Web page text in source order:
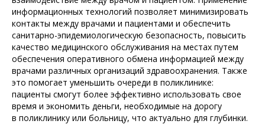
информационных технологий позволяет минимизировать
контакты между врачами и пациентами и обеспечить
санитарно-эпидемиологическую безопасность, повысить
качество медицинского обслуживания на местах путем
обеспечения оперативного обмена информацией между
врачами различных организаций здравоохранения. Также
это помогает уменьшить очереди в поликлинике:
пациенты смогут более эффективно использовать свое
время и экономить деньги, необходимые на дорогу
в поликлинику или больницу, что актуально для глубинки.